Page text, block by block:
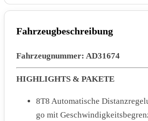
Fahrzeugbeschreibung
Fahrzeugnummer: AD31674
HIGHLIGHTS & PAKETE
8T8 Automatische
go mit